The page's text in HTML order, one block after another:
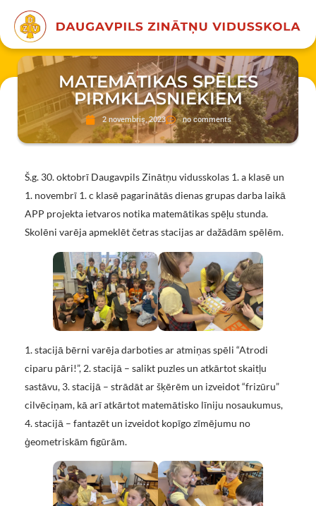
MATEMĀTIKAS SPĒLES
PIRMKLASNIEKIEM
2 novembris, 2023 no comments
Š.g. 30. oktobrī Daugavpils Zinātņu vidusskolas 1. a klasē un
1. novembrī 1. c klasē pagarinātās dienas grupas darba laikā
APP projekta ietvaros notika matemātikas spēļu stunda.
Skolēni varēja apmeklēt četras stacijas ar dažādām spēlēm.
1. stacijā bērni varēja darboties ar atmiņas spēli “Atrodi
ciparu pāri!”, 2. stacijā – salikt puzles un atkārtot skaitļu
sastāvu, 3. stacijā – strādāt ar šķērēm un izveidot “frizūru”
cilvēciņam, kā arī atkārtot matemātisko līniju nosaukumus,
4. stacijā – fantazēt un izveidot kopīgo zīmējumu no
ģeometriskām figūrām.